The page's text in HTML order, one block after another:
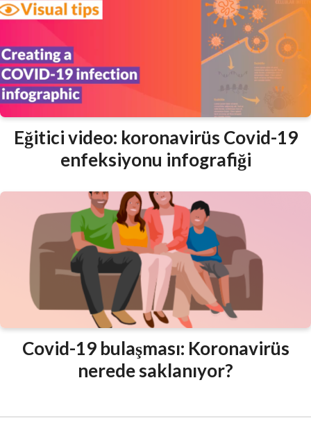
Eğitici video: koronavirüs Covid-19
enfeksiyonu infografiği
Covid-19 bulaşması: Koronavirüs
nerede saklanıyor?